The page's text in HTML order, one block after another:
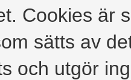
Cookies är
sätts av
och utgör